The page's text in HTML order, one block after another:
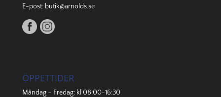
E-post: butik@arnolds.se
ÖPPETTIDER
Måndag – Fredag: kl 08:00-16:30